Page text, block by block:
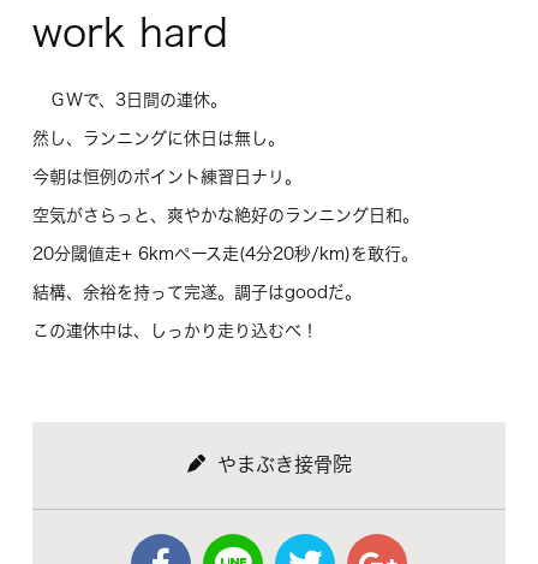
work hard
ＧＷで、3日間の連休。
然し、ランニングに休日は無し。
今朝は恒例のポイント練習日ナリ。
空気がさらっと、爽やかな絶好のランニング日和。
20分閾値走+ 6kmペース走(4分20秒/km)を敢行。
結構、余裕を持って完遂。調子はgoodだ。
この連休中は、しっかり走り込むべ！
やまぶき接骨院